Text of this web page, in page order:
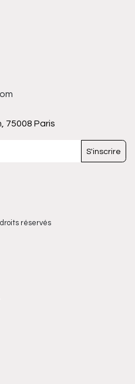
75008 Paris
S'inscrire
réservés